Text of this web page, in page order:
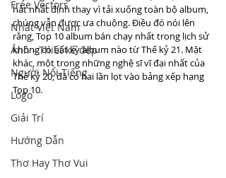
Free Vectors
Nhất Việt Nam
Ảnh - Thiết kế đẹp
Người Nổi Tiếng
Logo
Giải Trí
Hướng Dẫn
Thơ Hay Thơ Vui
hát nhất định thay vì tải xuống toàn bộ album,
chúng vẫn được ưa chuộng. Điều đó nói lên
rằng, Top 10 album bán chạy nhất trong lịch sử
không có bất kỳ album nào từ Thế kỷ 21. Mặt
khác, một trong những nghệ sĩ vĩ đại nhất của
Thế kỷ 20, đã có hai lần lọt vào bảng xếp hạng
Top 10.